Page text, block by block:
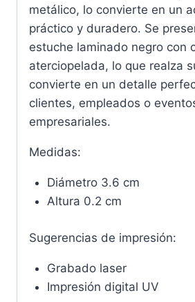
metálico, lo convierte en un
práctico y duradero. Se
estuche laminado negro con
aterciopelada, lo que realza
convierte en un detalle
clientes, empleados o
empresariales.
Medidas:
Diámetro 3.6 cm
Altura 0.2 cm
Sugerencias de impresión:
Grabado laser
Impresión digital UV